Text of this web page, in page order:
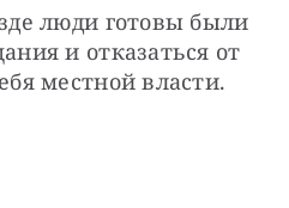
люди готовы были
и отказаться от
местной власти.